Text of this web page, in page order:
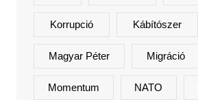
Korrupció Kábítószer
Magyar Péter Migráció
Momentum NATO